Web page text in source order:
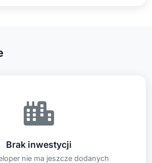
Brak inwestycji
nie ma jeszcze dodanych